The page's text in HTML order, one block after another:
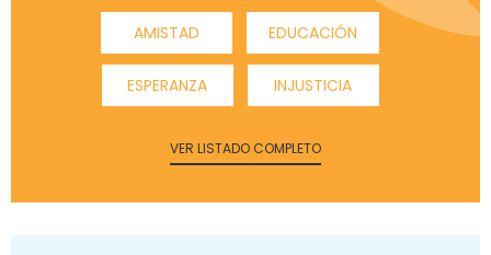
AMISTAD EDUCACIÓN
ESPERANZA INJUSTICIA
VER LISTADO COMPLETO